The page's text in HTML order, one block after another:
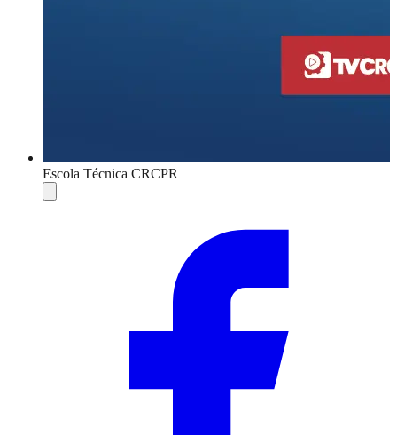
Escola Técnica CRCPR
Compartilhar